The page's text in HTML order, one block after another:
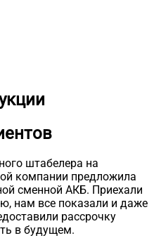
штабелера на
компании предложила
сменной АКБ. Приехали
нам все показали и даже
рассрочку
в будущем.